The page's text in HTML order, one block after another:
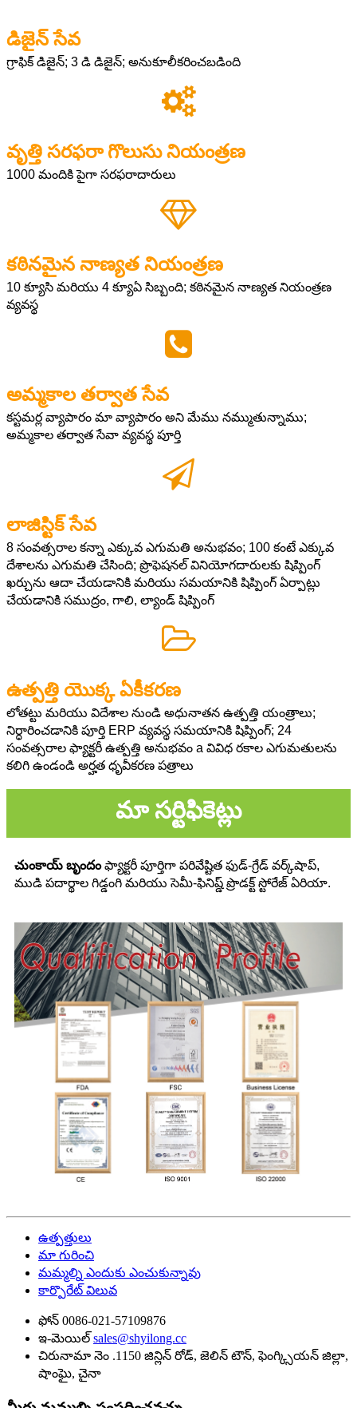
డిజైన్ సేవ
గ్రాఫిక్ డిజైన్; 3 డి డిజైన్; అనుకూలీకరించబడింది
వృత్తి సరఫరా గొలుసు నియంత్రణ
1000 మందికి పైగా సరఫరాదారులు
కఠినమైన నాణ్యత నియంత్రణ
10 క్యూసి మరియు 4 క్యూఏ సిబ్బంది; కఠినమైన నాణ్యత నియంత్రణ
వ్యవస్థ
అమ్మకాల తర్వాత సేవ
కస్టమర్ల వ్యాపారం మా వ్యాపారం అని మేము నమ్ముతున్నాము;
అమ్మకాల తర్వాత సేవా వ్యవస్థ పూర్తి
లాజిస్టిక్ సేవ
8 సంవత్సరాల కన్నా ఎక్కువ ఎగుమతి అనుభవం; 100 కంటే ఎక్కువ
దేశాలను ఎగుమతి చేసింది; ప్రొఫెషనల్ వినియోగదారులకు షిప్పింగ్
ఖర్చును ఆదా చేయడానికి మరియు సమయానికి షిప్పింగ్ ఏర్పాట్లు
చేయడానికి సముద్రం, గాలి, ల్యాండ్ షిప్పింగ్
ఉత్పత్తి యొక్క ఏకీకరణ
లోతట్టు మరియు విదేశాల నుండి అధునాతన ఉత్పత్తి యంత్రాలు;
నిర్ధారించడానికి పూర్తి ERP వ్యవస్థ సమయానికి షిప్పింగ్; 24
సంవత్సరాల ఫ్యాక్టరీ ఉత్పత్తి అనుభవం a వివిధ రకాల ఎగుమతులను
కలిగి ఉండండి అర్హత ధృవీకరణ పత్రాలు
మా సర్టిఫికెట్లు
చుంకాయ్ బృందంఫ్యాక్టరీ పూర్తిగా పరివేష్టిత ఫుడ్-గ్రేడ్ వర్క్‌షాప్,
ముడి పదార్థాల గిడ్డంగి మరియు సెమీ-ఫినిష్డ్ ప్రొడక్ట్ స్టోరేజ్ ఏరియా.
ఉత్పత్తులు
మా గురించి
మమ్మల్ని ఎందుకు ఎంచుకున్నావు
కార్పొరేట్ విలువ
ఫోన్ 0086-021-57109876
ఇ-మెయిల్ sales@shyilong.cc
చిరునామా నెం .1150 జిన్లిన్ రోడ్, జెలిన్ టౌన్, ఫెంగ్క్సియన్ జిల్లా,
షాంఘై, చైనా